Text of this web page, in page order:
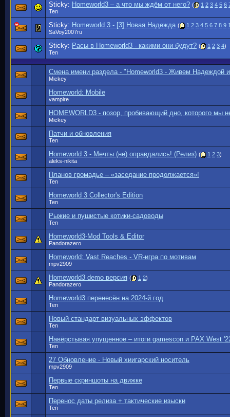
Sticky: Homeworld3 – а что мы ждём от него? ( 1 2 3 4 5 6
Ten
Sticky: Homeworld 3 - [3] Новая Надежда ( 1 2 3 4 5 6 7 8 9
SaVoy2007ru
Sticky: Расы в Homeworld3 - какими они будут? ( 1 2 3 4)
Ten
Смена имени раздела - "Homeworld3 - Живем Надеждой
Mickey
Homeworld: Mobile
vampire
HOMEWORLD3 - позор, пробивающий дно, которого мы
Mickey
Патчи и обновления
Ten
Homeworld 3 - Мечты (не) оправдались! (Релиз) ( 1 2 3)
aleks-nikita
Планов громадье – «заседание продолжается»!
Ten
Homeworld 3 Collector's Edition
Ten
Рыжие и пушистые котики-садоводы
Ten
Homeworld3-Mod Tools & Editor
Pandorazero
Homeworld: Vast Reaches - VR-игра по мотивам
mpv2909
Homeworld3 demo версия ( 1 2)
Pandorazero
Homeworld3 перенесён на 2024-й год
Ten
Новый стандарт визуальных эффектов
Ten
Навёрстывая упущенное – итоги gamescon и PAX West
Ten
27 Обновление - Новый хиигарский носитель
mpv2909
Первые скриншоты на движке
Ten
Перенос даты релиза + тактические изыски
Ten